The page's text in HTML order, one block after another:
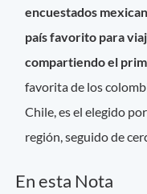
encuestados
país favorito para
compartiendo el
favorita de los
Chile, es el elegido
región, seguido de
En esta Nota